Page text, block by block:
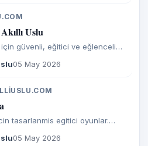
Uslu
güvenli, eğitici ve eğlenceli
Akıllı Uslu ile öğrenme
çocuklar keyifle gelişir.
05 May 2026
tasarlanmis egitici oyunlar.
ogrenme, fen bilimleri,
zeka oyunlari ve daha
05 May 2026